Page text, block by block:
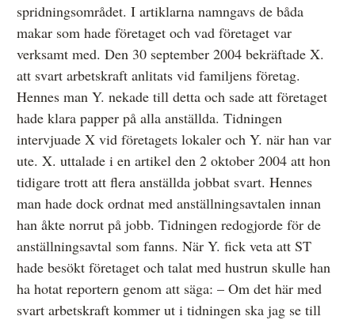
Från anmälan till beslut – så går det till
Så här gör du en anmälan
Fyll i din anmälan
Här är medierna som MO kan pröva
Skillnaden mellan Granskningsnämnden och MO
Övrigt
Årsberättelser
spridningsområdet. I artiklarna namngavs de båda
makar som hade företaget och vad företaget var
verksamt med. Den 30 september 2004 bekräftade X.
att svart arbetskraft anlitats vid familjens företag.
Hennes man Y. nekade till detta och sade att företaget
hade klara papper på alla anställda. Tidningen
intervjuade X vid företagets lokaler och Y. när han var
ute. X. uttalade i en artikel den 2 oktober 2004 att hon
tidigare trott att flera anställda jobbat svart. Hennes
man hade dock ordnat med anställningsavtalen innan
han åkte norrut på jobb. Tidningen redogjorde för de
anställningsavtal som fanns. När Y. fick veta att ST
hade besökt företaget och talat med hustrun skulle han
ha hotat reportern genom att säga: – Om det här med
svart arbetskraft kommer ut i tidningen ska jag se till